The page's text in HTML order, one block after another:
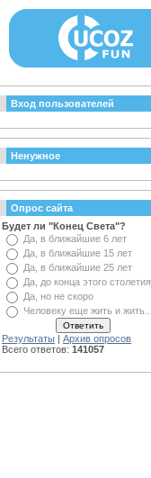
Вход пользователей
Ненужное
Опрос сайта
Будет ли "Конец Света"?
Да, в ближайшие 6 лет
Да, в ближайшие 15 лет
Да, в ближайшие 25 лет
Да, до конца этого столетия
Да, но не скоро
Человеку еще жить и жить...
Результаты | Архив опросов
Всего ответов: 141057